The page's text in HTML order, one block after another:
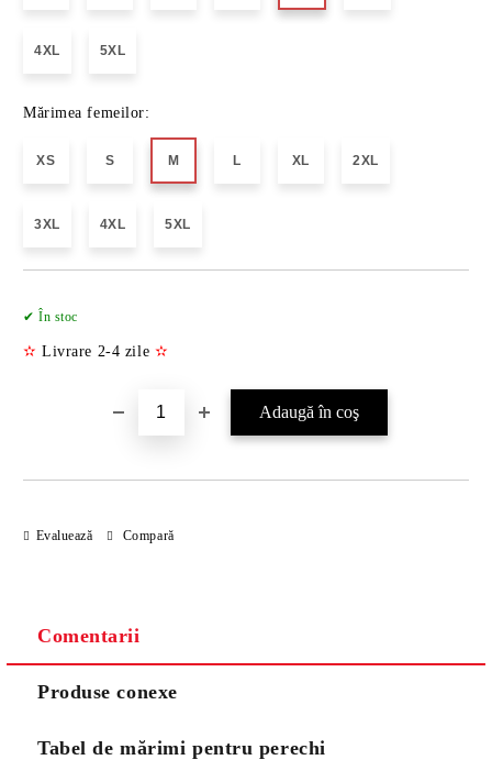
4XL 5XL
Mărimea femeilor:
XS S M L XL 2XL
3XL 4XL 5XL
✔ În stoc
✫ Livrare 2-4 zile ✫
Evaluează Compară
Comentarii
Produse conexe
Tabel de mărimi pentru perechi